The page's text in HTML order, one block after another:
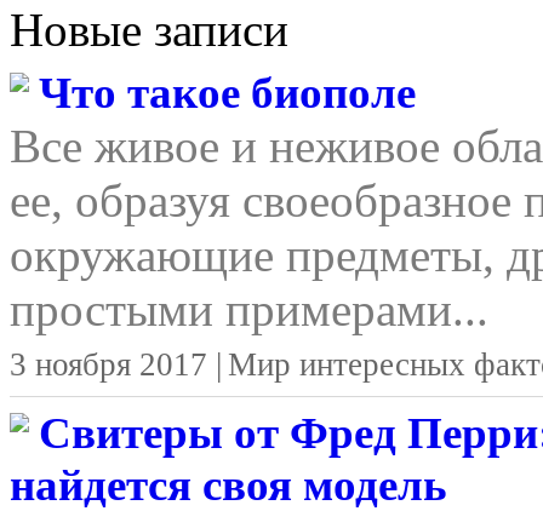
Новые записи
Что такое биополе
Все живое и неживое
ее, образуя своеобразное
окружающие предметы,
простыми примерами...
3 ноября 2017 | Мир интересных
Свитеры от Фред
найдется своя модель